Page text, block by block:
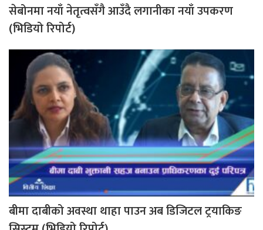
सेबोनमा नयाँ नेतृत्वसँगै आउँदै लगानीका नयाँ उपकरण
(भिडियो रिपोर्ट)
बीमा दाबीको अवस्था थाहा पाउन अब डिजिटल ट्रयाकिङ